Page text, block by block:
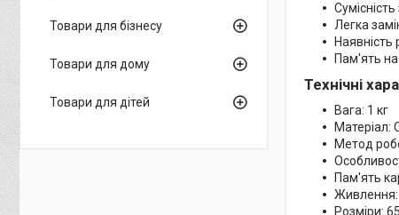
Легка
Наявність
Пам'ять на
Технічні
Вага: 1 кг
Матеріал:
Метод
Пам'ять
Живлення:
Розміри:
Товари для бізнесу
Товари для дому
Товари для дітей